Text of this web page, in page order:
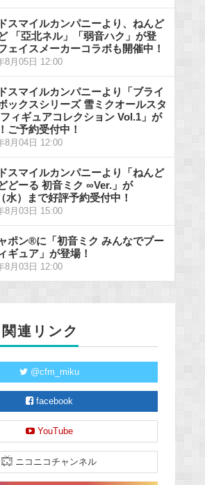
スマイルカンパニーより、ねんど
「亞北ネル」「弱音ハク」が登
ェイスメーカーコラボも開催中！
8月05日 12:00
スマイルカンパニーより「ブライ
ックスシリーズ 雪ミクオールスタ
ィギュアコレクション Vol.1」が
ご予約受付中！
8月04日 12:00
スマイルカンパニーより「ねんど
どーる 初音ミク ∞Ver.」が
水）まで好評予約受付中！
8月03日 15:00
ポン®に「初音ミク みんなでプー
ギュア」が登場！
8月03日 12:00
連リンク
@cfm_miku
facebook
YouTube
ニコニコチャンネル